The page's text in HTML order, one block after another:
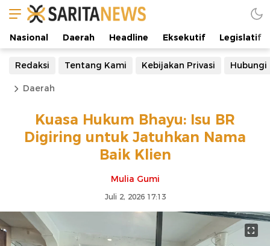
Nasional Daerah Headline Eksekutif Legislatif
Redaksi Tentang Kami Kebijakan Privasi Hubungi
Daerah
Kuasa Hukum Bhayu: Isu BR
Digiring untuk Jatuhkan Nama
Baik Klien
Mulia Gumi
Juli 2, 2026 17:13